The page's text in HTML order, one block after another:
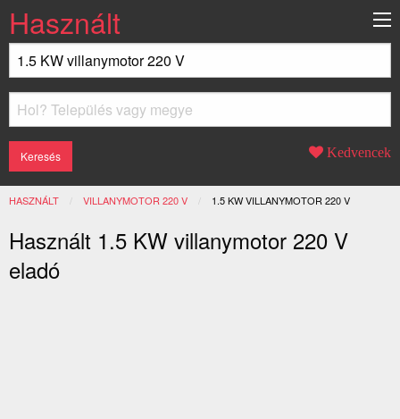
Használt
Kedvencek
HASZNÁLT VILLANYMOTOR 220 V JELENLEGI:
1.5 KW VILLANYMOTOR 220 V
Használt 1.5 KW villanymotor 220 V
eladó